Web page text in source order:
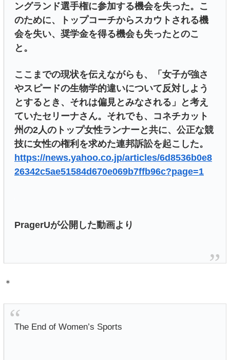
ングランド選手権に参加する機会を失った。こ
のために、トップコーチからスカウトされる機
会を失い、奨学金を得る機会も失ったとのこ
と。
ここまでの現状を伝えながらも、「女子が強さ
やスピードの生物学的違いについて反対しよう
とするとき、それは偏見とみなされる」と考え
ていたセリーナさん。それでも、コネチカット
州の2人のトップ女性ランナーと共に、公正な競
技に女性の権利を求めた連邦訴訟を起こした。
https://news.yahoo.co.jp/articles/6d8536b0e8
26342c5ae51584d670e069b7ffb96c?page=1
PragerUが公開した動画より
＊
The End of Women’s Sports